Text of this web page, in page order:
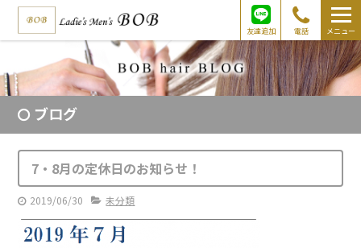
友達追加 電話 メニュー
ブログ
7・8月の定休日のお知らせ！
2019/06/30 未分類